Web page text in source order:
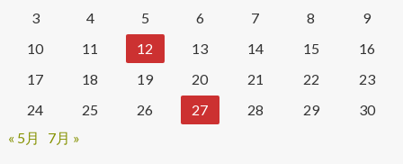
3
4 5 6 7 8
9
10
11 12 13 14 15
16
17
18 19 20 21 22
23
24
25 26 27 28 29
30
« 5月
7月 »